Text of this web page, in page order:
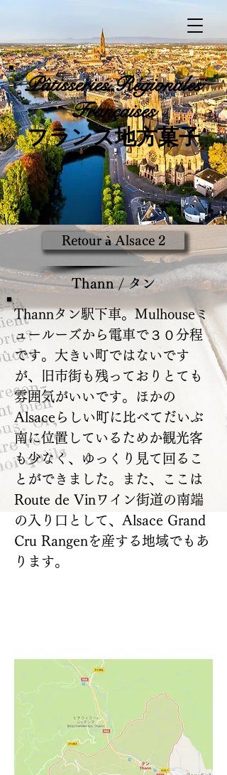
PâtisseriesRégionales
Françaises
​フランス地方菓子
Retour à Alsace 2
Thann / タン
Thannタン駅下車。Mulhouseミ
ュールーズから電車で３０分程
です。大きい町ではないです
が、旧市街も残っておりとても
雰囲気がいいです。ほかの
Alsaceらしい町に比べてだいぶ
南に位置しているためか観光客
も少なく、ゆっくり見て回るこ
とができました。また、ここは
Route de Vinワイン街道の南端
の入り口として、Alsace Grand
Cru Rangenを産する地域でもあ
ります。